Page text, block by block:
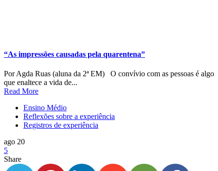
“As impressões causadas pela quarentena”
Por Agda Ruas (aluna da 2ª EM) O convívio com as pessoas é algo
que enaltece a vida de...
Read More
Ensino Médio
Reflexões sobre a experiência
Registros de experiência
ago 20
5
Share